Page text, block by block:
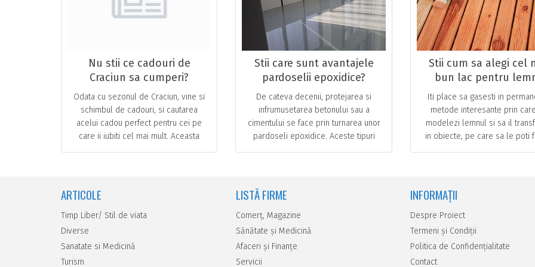
Nu stii ce cadouri de
Craciun sa cumperi?
Arunca o privire la aceste
idei
Odata cu sezonul de Craciun, vine si
schimbul de cadouri, si cautarea
acelui cadou perfect pentru cei pe
care ii iubiti cel mai mult. Aceasta
Stii care sunt avantajele
pardoselii epoxidice?
Informatii utile de la
specialistii in domeniu
De cateva decenii, protejarea si
infrumusetarea betonului sau a
cimentului se face prin turnarea unor
pardoseli epoxidice. Aceste tipuri
Stii cum sa alegi cel
bun lac pentru
Descopera acum cele
importante aspecte,
care sa tii cont!
Iti place sa gasesti in
metode interesante prin
modelezi lemnul si sa il
in obiecte, pe care sa le poti
ARTICOLE
Timp Liber/ Stil de viata
Diverse
Sanatate si Medicină
Turism
LISTĂ FIRME
Comerţ, Magazine
Sănătate şi Medicină
Afaceri şi Finanţe
Servicii
INFORMAȚII
Despre Proiect
Termeni și Condiții
Politica de Confidențialitate
Contact